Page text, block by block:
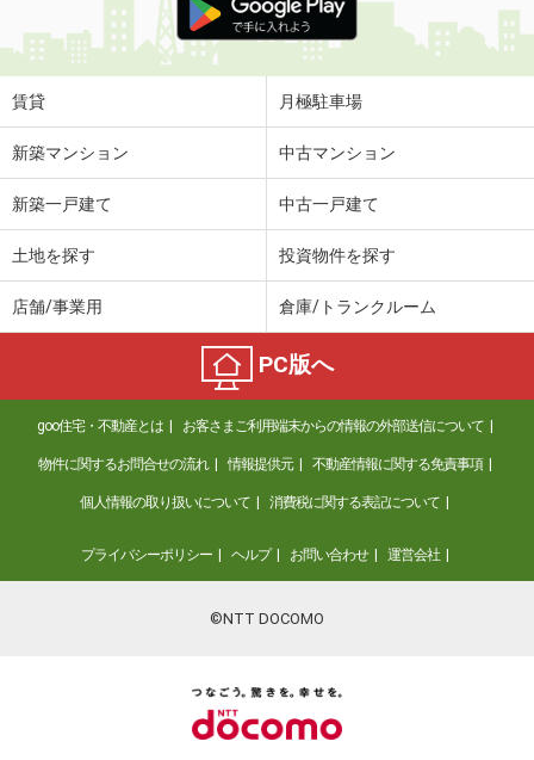
賃貸 月極駐車場
新築マンション 中古マンション
新築一戸建て 中古一戸建て
土地を探す 投資物件を探す
店舗/事業用 倉庫/トランクルーム
PC版へ
goo住宅・不動産とは お客さまご利用端末からの情報の外部送信について
物件に関するお問合せの流れ 情報提供元 不動産情報に関する免責事項
個人情報の取り扱いについて 消費税に関する表記について
プライバシーポリシー ヘルプ お問い合わせ 運営会社
©NTT DOCOMO